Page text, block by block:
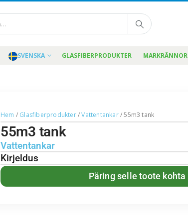
SVENSKA GLASFIBERPRODUKTER MARKRÄNNOR
Hem / Glasfiberprodukter/Vattentankar/ 55m3 tank
55m3 tank
Vattentankar
Kirjeldus
Päring selle toote kohta